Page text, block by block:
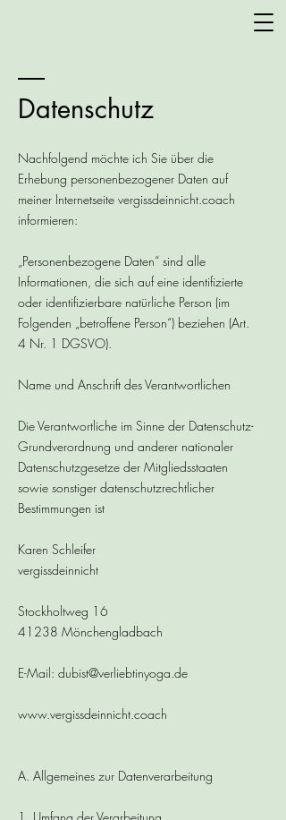
Datenschutz
Nachfolgend möchte ich Sie über die
Erhebung personenbezogener Daten auf
meiner Internetseite vergissdeinnicht.coach
informieren:
„Personenbezogene Daten“ sind alle
Informationen, die sich auf eine identifizierte
oder identifizierbare natürliche Person (im
Folgenden „betroffene Person“) beziehen (Art.
4 Nr. 1 DGSVO).
Name und Anschrift des Verantwortlichen
Die Verantwortliche im Sinne der Datenschutz-
Grundverordnung und anderer nationaler
Datenschutzgesetze der Mitgliedsstaaten
sowie sonstiger datenschutzrechtlicher
Bestimmungen ist
Karen Schleifer
vergissdeinnicht
Stockholtweg 16
41238 Mönchengladbach
E-Mail: dubist@verliebtinyoga.de
www.vergissdeinnicht.coach
A. Allgemeines zur Datenverarbeitung